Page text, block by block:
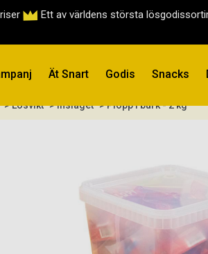
Ett av världens största
Ät Snart Godis Snacks
> Lösvikt > Inslaget > Plopp i burk - 2 kg